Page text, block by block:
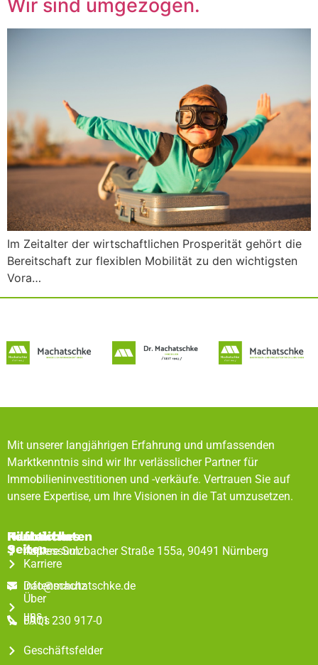
Wir sind umgezogen.
Im Zeitalter der wirtschaftlichen Prosperität gehört die
Bereitschaft zur flexiblen Mobilität zu den wichtigsten
Vora…
Mit unserer langjährigen Erfahrung und umfassenden
Marktkenntnis sind wir Ihr verlässlicher Partner für
Immobilieninvestitionen und -verkäufe. Vertrauen Sie auf
unsere Expertise, um Ihre Visionen in die Tat umzusetzen.
Rechtliches
Impressum
Datenschutz
FAQs
Hilfreiche
Seiten
Karriere
Über
uns
Geschäftsfelder
Kontaktdaten
Äußere Sulzbacher Straße 155a, 90491 Nürnberg
info@machatschke.de
0911 230 917-0